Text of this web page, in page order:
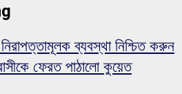
নিরাপত্তামূলক ব্যবস্থা নিশ্চিত করুন
ফেরত পাঠালো কুয়েত